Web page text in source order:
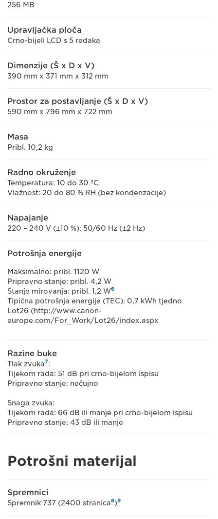
256 MB
Upravljačka ploča
Crno-bijeli LCD s 5 redaka
Dimenzije (Š x D x V)
390 mm x 371 mm x 312 mm
Prostor za postavljanje (Š x D x V)
590 mm x 796 mm x 722 mm
Masa
Pribl. 10,2 kg
Radno okruženje
Temperatura: 10 do 30 ºC
Vlažnost: 20 do 80 % RH (bez kondenzacije)
Napajanje
220 – 240 V (±10 %); 50/60 Hz (±2 Hz)
Potrošnja energije
Maksimalno: pribl. 1120 W
Pripravno stanje: pribl. 4,2 W
Stanje mirovanja: pribl. 1,2 W6
Tipična potrošnja energije (TEC): 0,7 kWh tjedno
Lot26 (http://www.canon-
europe.com/For_Work/Lot26/index.aspx
Razine buke
Tlak zvuka7:
Tijekom rada: 51 dB pri crno-bijelom ispisu
Pripravno stanje: nečujno
Snaga zvuka:
Tijekom rada: 66 dB ili manje pri crno-bijelom ispisu
Pripravno stanje: 43 dB ili manje
Potrošni materijal
Spremnici
Spremnik 737 (2400 stranica8)9